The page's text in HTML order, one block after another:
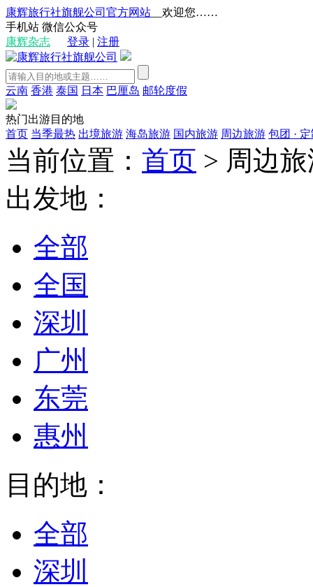
康辉旅行社旗舰公司官方网站 __欢迎您……
手机站 微信公众号
康辉杂志
登录 | 注册
云南 香港 泰国 日本 巴厘岛 邮轮度假
热门出游目的地
首页 当季最热 出境旅游 海岛旅游 国内旅游 周边旅游 包团 ·
当前位置： 首页 > 周边
出发地：
全部
全国
深圳
广州
东莞
惠州
目的地：
全部
深圳